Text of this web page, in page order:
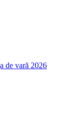
de vară 2026